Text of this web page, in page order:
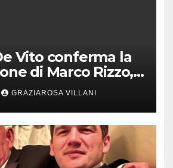
Vito conferma la
di Marco Rizzo,
delle decisioni
GRAZIAROSA VILLANI